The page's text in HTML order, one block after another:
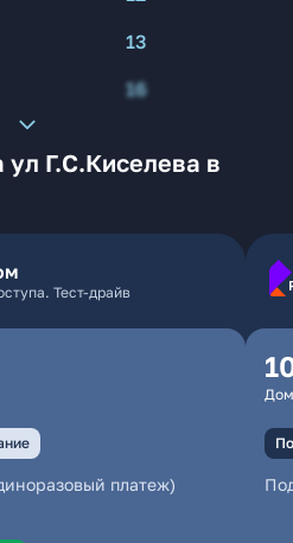
13
16
Г.С.Киселева в
Тест-драйв
платеж)